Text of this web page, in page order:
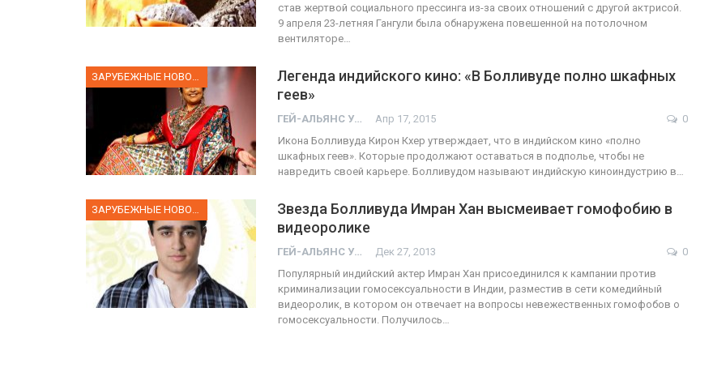
став жертвой социального прессинга из-за своих отношений с другой актрисой.
9 апреля 23-летняя Гангули была обнаружена повешенной на потолочном
вентиляторе…
ЗАРУБЕЖНЫЕ НОВОСТИ
Легенда индийского кино: «В Болливуде полно шкафных
геев»
ГЕЙ-АЛЬЯНС УКРАИНА Апр 17, 2015
0
Икона Болливуда Кирон Кхер утверждает, что в индийском кино «полно
шкафных геев». Которые продолжают оставаться в подполье, чтобы не
навредить своей карьере. Болливудом называют индийскую киноиндустрию в…
ЗАРУБЕЖНЫЕ НОВОСТИ
Звезда Болливуда Имран Хан высмеивает гомофобию в
видеоролике
ГЕЙ-АЛЬЯНС УКРАИНА Дек 27, 2013
0
Популярный индийский актер Имран Хан присоединился к кампании против
криминализации гомосексуальности в Индии, разместив в сети комедийный
видеоролик, в котором он отвечает на вопросы невежественных гомофобов о
гомосексуальности. Получилось…